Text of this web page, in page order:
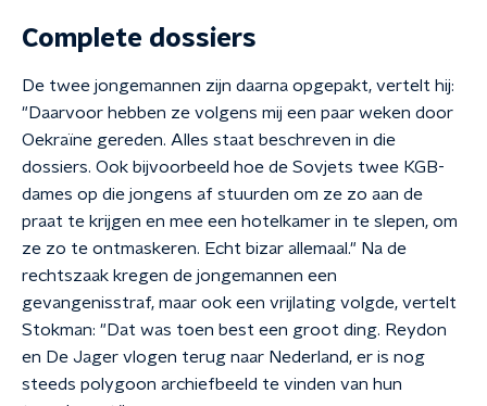
Complete dossiers
De twee jongemannen zijn daarna opgepakt, vertelt hij:
"Daarvoor hebben ze volgens mij een paar weken door
Oekraïne gereden. Alles staat beschreven in die
dossiers. Ook bijvoorbeeld hoe de Sovjets twee KGB-
dames op die jongens af stuurden om ze zo aan de
praat te krijgen en mee een hotelkamer in te slepen, om
ze zo te ontmaskeren. Echt bizar allemaal." Na de
rechtszaak kregen de jongemannen een
gevangenisstraf, maar ook een vrijlating volgde, vertelt
Stokman: "Dat was toen best een groot ding. Reydon
en De Jager vlogen terug naar Nederland, er is nog
steeds polygoon archiefbeeld te vinden van hun